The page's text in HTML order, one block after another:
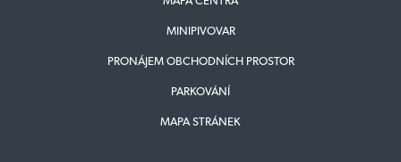
MINIPIVOVAR
PRONÁJEM OBCHODNÍCH PROSTOR
PARKOVÁNÍ
MAPA STRÁNEK